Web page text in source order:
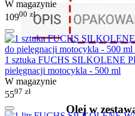
Olej w
W magazynie
10900 zł
1 sztuka FUCHS SILKOLENE
pielęgnacji motocykla - 500 ml
W magazynie
5597 zł